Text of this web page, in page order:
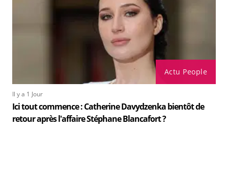
Actu People
Il y a 1 Jour
Ici tout commence : Catherine Davydzenka bientôt de
retour après l'affaire Stéphane Blancafort ?